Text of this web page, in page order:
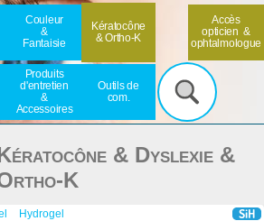
Accès
opticien &
ophtalmologue
Couleur
&
Fantaisie
Kératocône
& Ortho-K
Produits
d'entretien
&
Accessoires
Outils de
com.
OK
& Dyslexie &
K
Hydrogel